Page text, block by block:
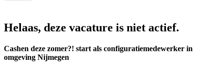
Helaas, deze vacature is niet actief.
Cashen deze zomer?! start als configuratiemedewerker in
omgeving Nijmegen